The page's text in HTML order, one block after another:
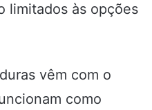
limitados às opções
vêm com o
como